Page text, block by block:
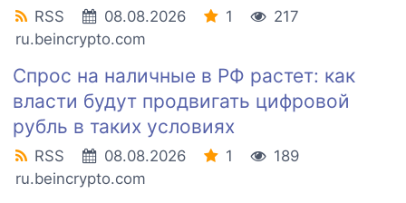
RSS 08.08.2026 1
217
ru.beincrypto.com
Спрос на наличные в РФ растет: как
власти будут продвигать цифровой
рубль в таких условиях
RSS 08.08.2026 1
189
ru.beincrypto.com